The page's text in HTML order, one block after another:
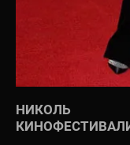
НИКОЛЬ